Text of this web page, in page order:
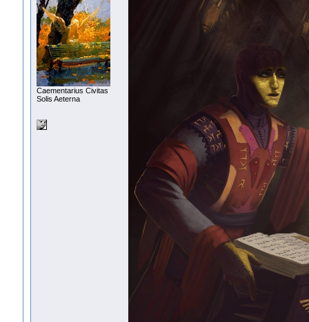
Сaementarius Civitas
Solis Aeterna